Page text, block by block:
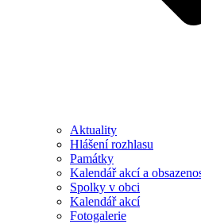
Aktuality
Hlášení rozhlasu
Památky
Kalendář akcí a
Spolky v obci
Kalendář akcí
Fotogalerie